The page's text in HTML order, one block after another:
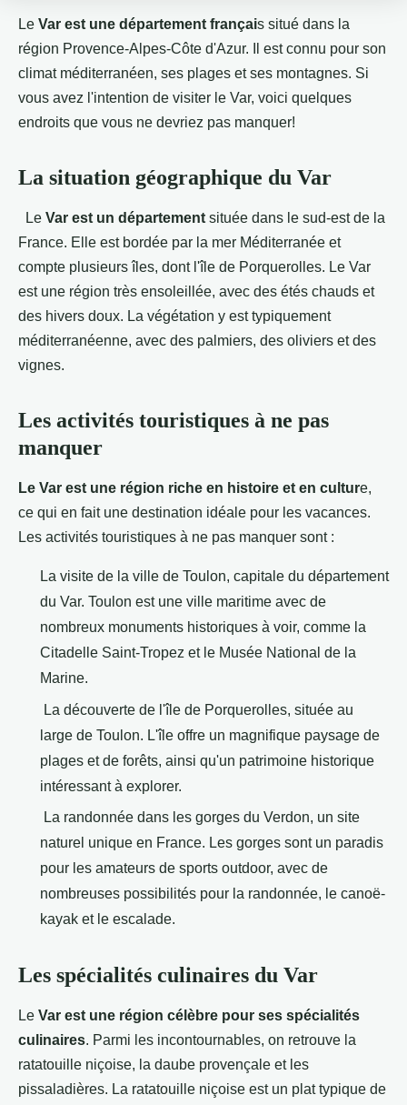
Le Var est une département français situé dans la
région Provence-Alpes-Côte d'Azur. Il est connu pour son
climat méditerranéen, ses plages et ses montagnes. Si
vous avez l'intention de visiter le Var, voici quelques
endroits que vous ne devriez pas manquer!
La situation géographique du Var
Le Var est un département située dans le sud-est de la
France. Elle est bordée par la mer Méditerranée et
compte plusieurs îles, dont l'île de Porquerolles. Le Var
est une région très ensoleillée, avec des étés chauds et
des hivers doux. La végétation y est typiquement
méditerranéenne, avec des palmiers, des oliviers et des
vignes.
Les activités touristiques à ne pas
manquer
Le Var est une région riche en histoire et en culture,
ce qui en fait une destination idéale pour les vacances.
Les activités touristiques à ne pas manquer sont :
La visite de la ville de Toulon, capitale du département
du Var. Toulon est une ville maritime avec de
nombreux monuments historiques à voir, comme la
Citadelle Saint-Tropez et le Musée National de la
Marine.
La découverte de l'île de Porquerolles, située au
large de Toulon. L'île offre un magnifique paysage de
plages et de forêts, ainsi qu'un patrimoine historique
intéressant à explorer.
La randonnée dans les gorges du Verdon, un site
naturel unique en France. Les gorges sont un paradis
pour les amateurs de sports outdoor, avec de
nombreuses possibilités pour la randonnée, le canoë-
kayak et le escalade.
Les spécialités culinaires du Var
Le Var est une région célèbre pour ses spécialités
culinaires. Parmi les incontournables, on retrouve la
ratatouille niçoise, la daube provençale et les
pissaladières. La ratatouille niçoise est un plat typique de